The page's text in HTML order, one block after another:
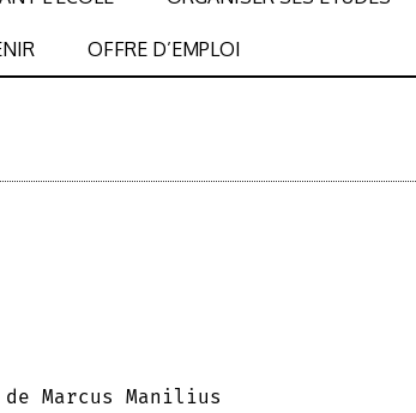
OFFRE D’EMPLOI
Marcus Manilius